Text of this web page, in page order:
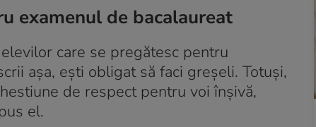
examenul de bacalaureat
care se pregătesc pentru
așa, ești obligat să faci greșeli. Totuși,
de respect pentru voi înșivă,
el.